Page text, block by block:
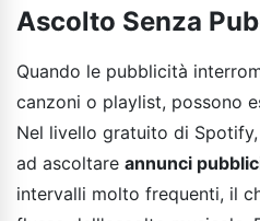
Ascolto Senza
Quando le pubblicità
canzoni o playlist, possono
Nel livello gratuito di
ad ascoltare annunci
intervalli molto frequenti, il